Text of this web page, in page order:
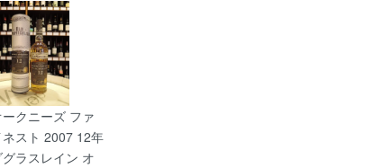
ークニーズ ファ
ネスト 2007 12年
グラスレイン オ